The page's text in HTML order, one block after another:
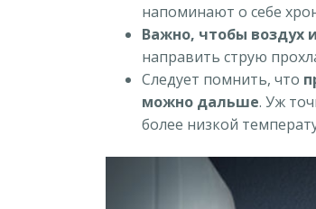
напоминают о себе
Важно, чтобы воздух
направить струю
Следует помнить, что
можно дальше. Уж
более низкой